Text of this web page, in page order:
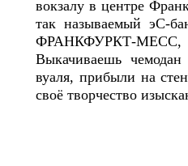
вокзалу в центре
так называемый эС-
ФРАНКФУРКТ-МЕСС,
Выкачиваешь
вуаля, прибыли на
своё творчество